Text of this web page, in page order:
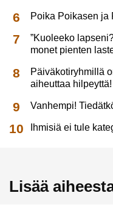
Poika Poikasen ja
”Kuoleeko
monet pienten
Päiväkotiryhmillä
aiheuttaa hilpeyttä!
Vanhempi!
Ihmisiä ei tule
Lisää